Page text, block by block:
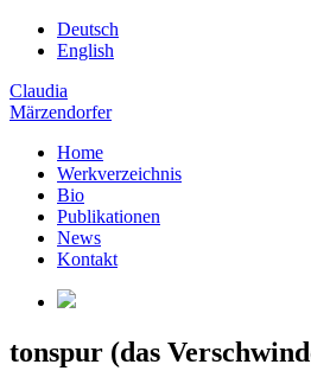
Deutsch
English
Claudia
Märzendorfer
Home
Werkverzeichnis
Bio
Publikationen
News
Kontakt
tonspur (das